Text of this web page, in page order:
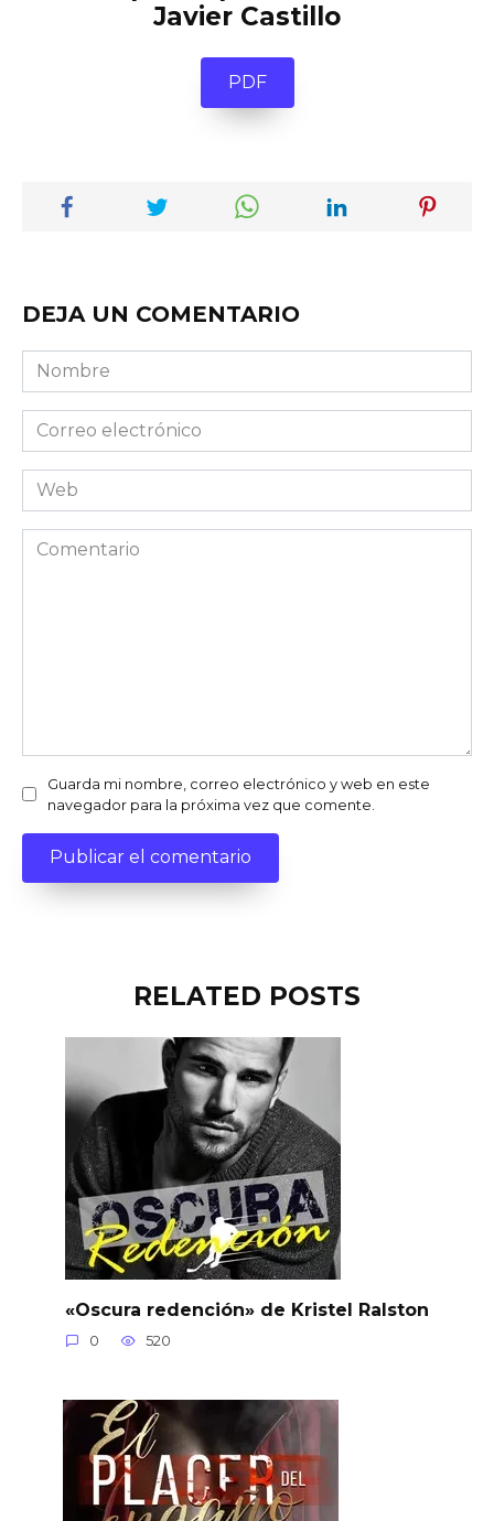
Javier Castillo
PDF
DEJA UN COMENTARIO
Nombre
Correo
electrónico
Web
Comentario
Guarda mi nombre, correo electrónico y web en este
navegador para la próxima vez que comente.
RELATED POSTS
«Oscura redención» de Kristel Ralston
0 520